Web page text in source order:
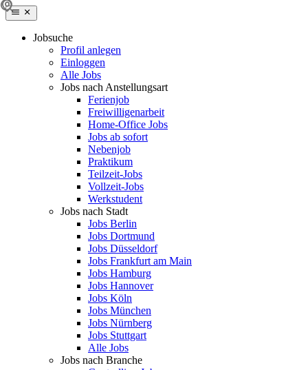
Jobsuche
Profil anlegen
Einloggen
Alle Jobs
Jobs nach Anstellungsart
Ferienjob
Freiwilligenarbeit
Home-Office Jobs
Jobs ab sofort
Nebenjob
Praktikum
Teilzeit-Jobs
Vollzeit-Jobs
Werkstudent
Jobs nach Stadt
Jobs Berlin
Jobs Dortmund
Jobs Düsseldorf
Jobs Frankfurt am Main
Jobs Hamburg
Jobs Hannover
Jobs Köln
Jobs München
Jobs Nürnberg
Jobs Stuttgart
Alle Jobs
Jobs nach Branche